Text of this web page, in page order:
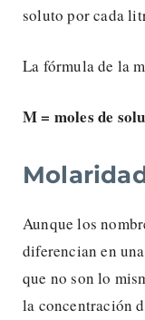
soluto por cada
La fórmula de la
M = moles de
Aunque los
diferencian en
que no son lo
la concentración